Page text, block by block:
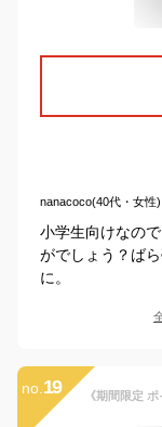
nanacoco(40代・女性)
小学生向けなの
がでしょう？ば
に。
no. 19